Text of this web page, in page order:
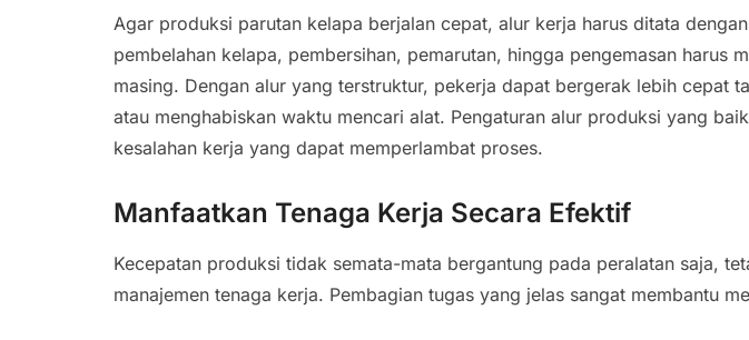
Agar produksi parutan kelapa berjalan cepat, alur kerja harus ditata
pembelahan kelapa, pembersihan, pemarutan, hingga pengemasan harus
masing. Dengan alur yang terstruktur, pekerja dapat bergerak lebih cepat
atau menghabiskan waktu mencari alat. Pengaturan alur produksi yang
kesalahan kerja yang dapat memperlambat proses.
Manfaatkan Tenaga Kerja Secara Efektif
Kecepatan produksi tidak semata-mata bergantung pada peralatan saja,
manajemen tenaga kerja. Pembagian tugas yang jelas sangat membantu